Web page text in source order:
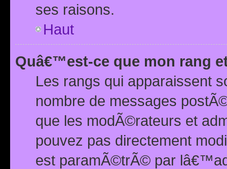
ses raisons.
Haut
Quâ€™est-ce que mon rang
Les rangs qui apparaissent
nombre de messages
que les modÃ©rateurs et
pouvez pas directement
est paramÃ©trÃ© par